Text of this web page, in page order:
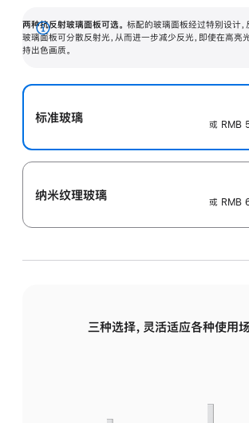
两种抗反射玻璃面板可选。 标配的玻璃面板经过特别设计，
玻璃面板可分散反射光，从而进一步减少反光，即使在高亮
持出色画质。
展
开
标准玻璃
或 RMB
纳米纹理玻璃
或 RMB
三种选择，灵活适应各种使用场